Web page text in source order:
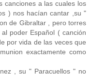
canciones a las cuales los
) nos hacían cantar ,su "
de Gibraltar , pero torres
poder Español ( canción
por vida de las veces que
exactamente como
, su " Paracuellos " no